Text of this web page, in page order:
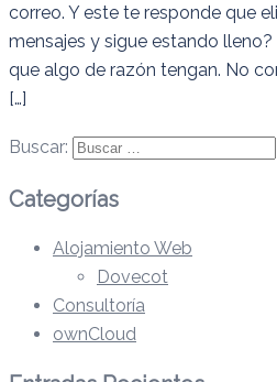
correo. Y este te responde que
mensajes y sigue estando lleno?
que algo de razón tengan. No
[…]
Buscar:
Categorías
Alojamiento Web
Dovecot
Consultoría
ownCloud